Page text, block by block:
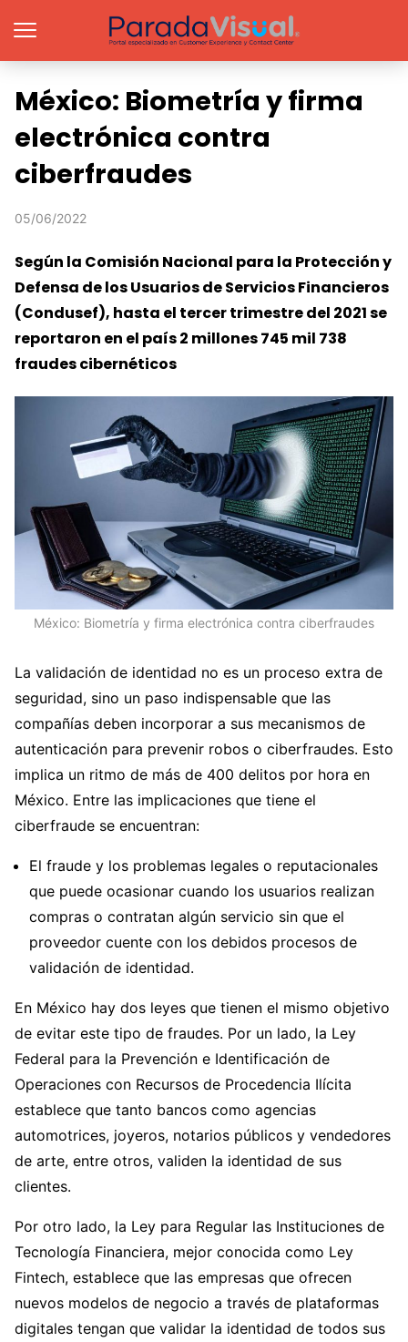
México: Biometría y firma
electrónica contra
ciberfraudes
05/06/2022
Según la Comisión Nacional para la Protección y
Defensa de los Usuarios de Servicios Financieros
(Condusef), hasta el tercer trimestre del 2021 se
reportaron en el país 2 millones 745 mil 738
fraudes cibernéticos
México: Biometría y firma electrónica contra ciberfraudes
La validación de identidad no es un proceso extra de
seguridad, sino un paso indispensable que las
compañías deben incorporar a sus mecanismos de
autenticación para prevenir robos o ciberfraudes. Esto
implica un ritmo de más de 400 delitos por hora en
México. Entre las implicaciones que tiene el
ciberfraude se encuentran:
El fraude y los problemas legales o reputacionales
que puede ocasionar cuando los usuarios realizan
compras o contratan algún servicio sin que el
proveedor cuente con los debidos procesos de
validación de identidad.
En México hay dos leyes que tienen el mismo objetivo
de evitar este tipo de fraudes. Por un lado, la Ley
Federal para la Prevención e Identificación de
Operaciones con Recursos de Procedencia Ilícita
establece que tanto bancos como agencias
automotrices, joyeros, notarios públicos y vendedores
de arte, entre otros, validen la identidad de sus
clientes.
Por otro lado, la Ley para Regular las Instituciones de
Tecnología Financiera, mejor conocida como Ley
Fintech, establece que las empresas que ofrecen
nuevos modelos de negocio a través de plataformas
digitales tengan que validar la identidad de todos sus